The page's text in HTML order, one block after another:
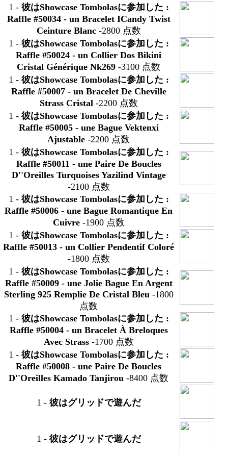
1 - 彼はShowcase Tombolasに参加した :
Raffle #50034 - un Bracelet ICandy Twist
Ceinture Blanc-2800 点数
1 - 彼はShowcase Tombolasに参加した :
Raffle #50024 -un Collier Dos Bikini
Cristal Générique Nk269 -3100 点数
1 - 彼はShowcase Tombolasに参加した :
Raffle #50007 - un Bracelet De Cheville
Strass Cristal -2200 点数
1 - 彼はShowcase Tombolasに参加した :
Raffle #50005 - une Bague Vektenxi
Ajustable -2200 点数
1 - 彼はShowcase Tombolasに参加した :
Raffle #50011 - une Paire De Boucles
D''Oreilles Turquoises Yazilind Vintage
-2100 点数
1 - 彼はShowcase Tombolasに参加した :
Raffle #50006 -une Bague Romantique En
Cuivre-1900 点数
1 - 彼はShowcase Tombolasに参加した :
Raffle #50013 -un Collier Pendentif Coloré
-1800 点数
1 - 彼はShowcase Tombolasに参加した :
Raffle #50009 - une Jolie Bague En Argent
Sterling 925 Remplie De Cristal Bleu -1800
点数
1 - 彼はShowcase Tombolasに参加した :
Raffle #50004 - un Bracelet À Breloques
Avec Strass-1700 点数
1 - 彼はShowcase Tombolasに参加した :
Raffle #50008 -une Paire De Boucles
D''Oreilles Kamado Tanjirou -8400 点数
1 - 彼はグリッドで遊んだ
1 - 彼はグリッドで遊んだ